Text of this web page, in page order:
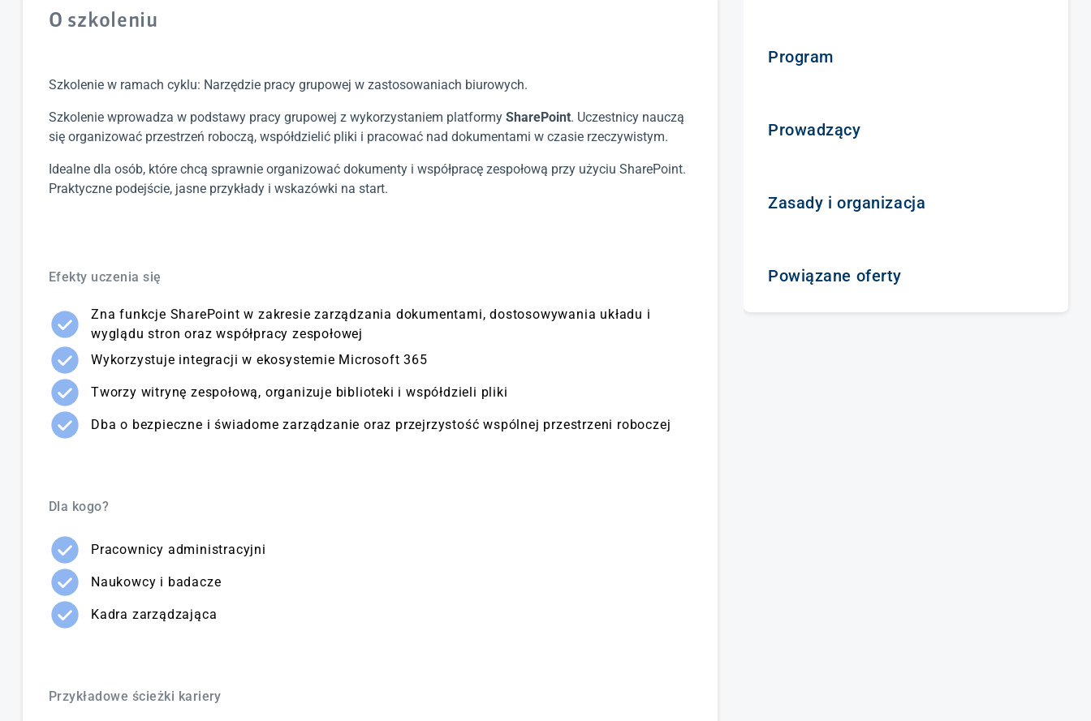
O szkoleniu
Szkolenie w ramach cyklu: Narzędzie pracy grupowej w zastosowaniach biurowych.
Szkolenie wprowadza w podstawy pracy grupowej z wykorzystaniem platformy SharePoint. Uczestnicy nauczą
się organizować przestrzeń roboczą, współdzielić pliki i pracować nad dokumentami w czasie rzeczywistym.
Idealne dla osób, które chcą sprawnie organizować dokumenty i współpracę zespołową przy użyciu SharePoint.
Praktyczne podejście, jasne przykłady i wskazówki na start.
Efekty uczenia się
Zna funkcje SharePoint w zakresie zarządzania dokumentami, dostosowywania układu i
wyglądu stron oraz współpracy zespołowej
Wykorzystuje integracji w ekosystemie Microsoft 365
Tworzy witrynę zespołową, organizuje biblioteki i współdzieli pliki
Dba o bezpieczne i świadome zarządzanie oraz przejrzystość wspólnej przestrzeni roboczej
Dla kogo?
Pracownicy administracyjni
Naukowcy i badacze
Kadra zarządzająca
Przykładowe ścieżki kariery
Program
Prowadzący
Zasady i organizacja
Powiązane oferty